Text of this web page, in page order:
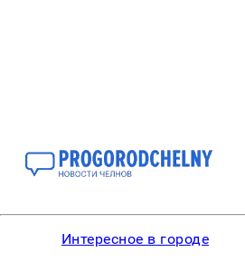
Интересное в городе